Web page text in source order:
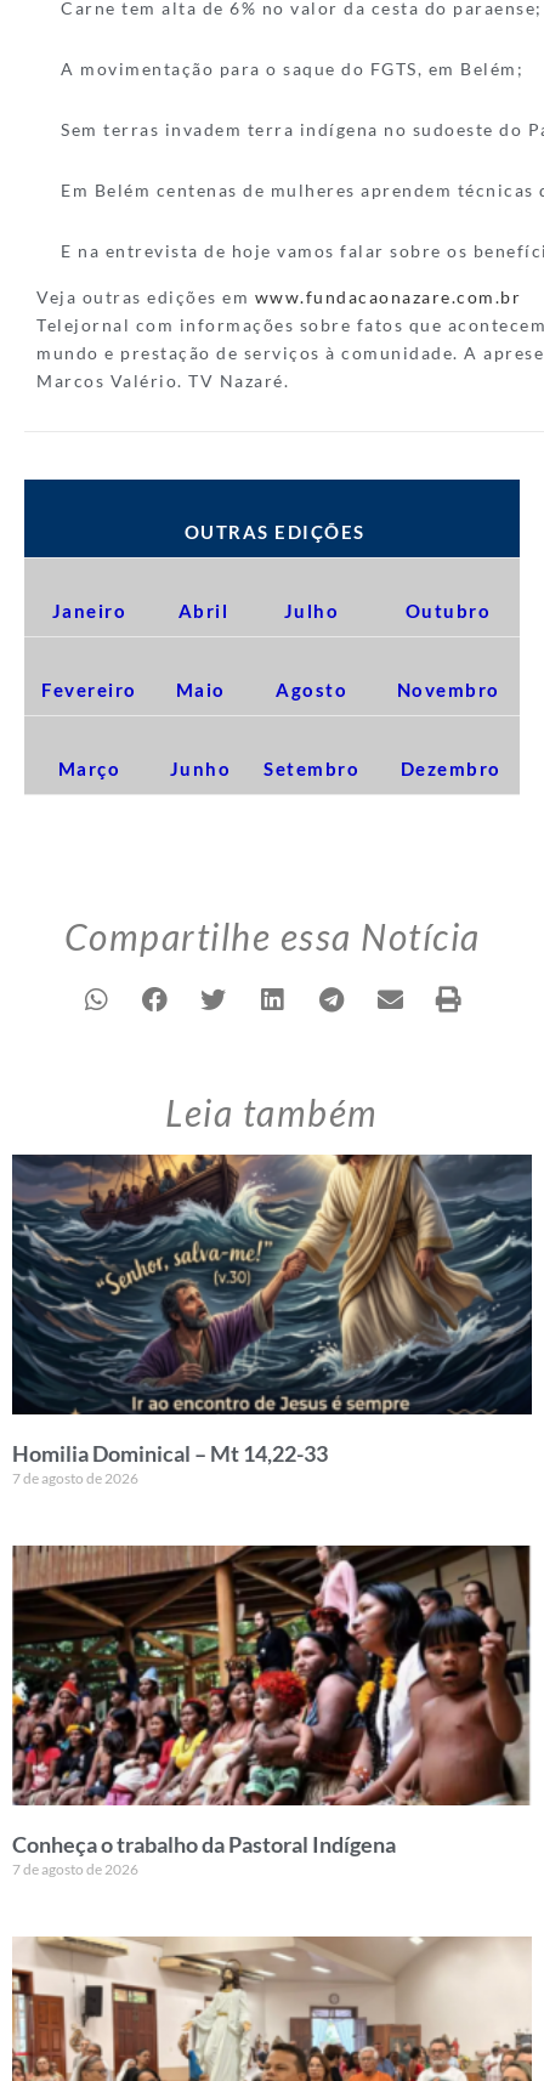
Carne tem alta de 6% no valor da cesta do paraense;
A movimentação para o saque do FGTS, em Belém;
Sem terras invadem terra indígena no sudoeste do
Em Belém centenas de mulheres aprendem técnicas
E na entrevista de hoje vamos falar sobre os
Veja outras edições em www.fundacaonazare.com.br
Telejornal com informações sobre fatos que
mundo e prestação de serviços à comunidade. A
Marcos Valério. TV Nazaré.
OUTRAS EDIÇÕES
Janeiro Abril Julho Outubro
Fevereiro Maio Agosto Novembro
Março Junho Setembro Dezembro
Compartilhe essa Notícia
Leia também
Homilia Dominical – Mt 14,22-33
7 de agosto de 2026
Conheça o trabalho da Pastoral Indígena
7 de agosto de 2026